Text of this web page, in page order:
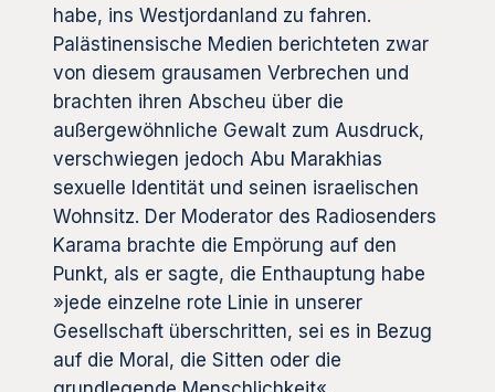
habe, ins Westjordanland zu fahren.
Palästinensische Medien berichteten zwar
von diesem grausamen Verbrechen und
brachten ihren Abscheu über die
außergewöhnliche Gewalt zum Ausdruck,
verschwiegen jedoch Abu Marakhias
sexuelle Identität und seinen israelischen
Wohnsitz. Der Moderator des Radiosenders
Karama brachte die Empörung auf den
Punkt, als er sagte, die Enthauptung habe
»jede einzelne rote Linie in unserer
Gesellschaft überschritten, sei es in Bezug
auf die Moral, die Sitten oder die